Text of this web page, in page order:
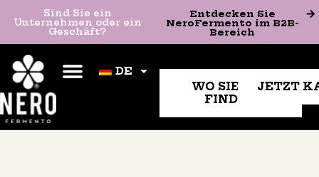
Sind Sie ein
Unternehmen oder ein
Geschäft?
Entdecken Sie
NeroFermento im B2B-
Bereich
DE
WO SIE UNS
FINDEN
JETZT
Sind Sie ein Unternehmen
oder ein Geschäft?
Entdecken Sie
NeroFermento im B2B-
Bereich